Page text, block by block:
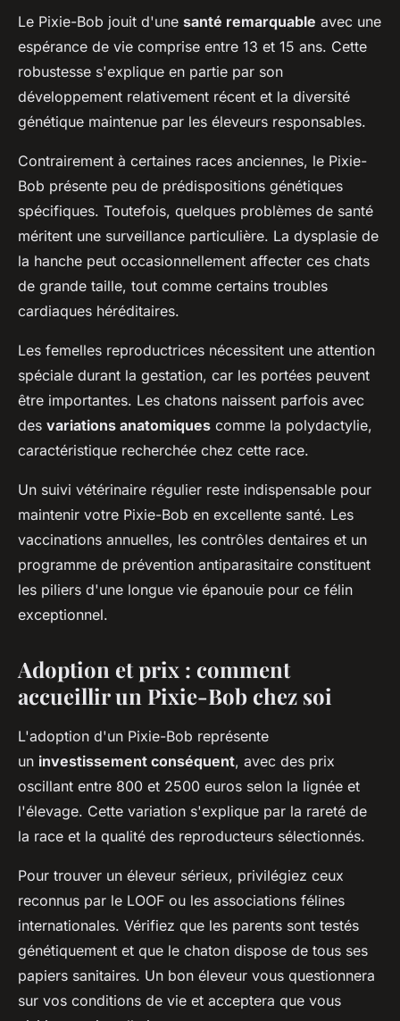
Le Pixie-Bob jouit d'une santé remarquable avec une
espérance de vie comprise entre 13 et 15 ans. Cette
robustesse s'explique en partie par son
développement relativement récent et la diversité
génétique maintenue par les éleveurs responsables.
Contrairement à certaines races anciennes, le Pixie-
Bob présente peu de prédispositions génétiques
spécifiques. Toutefois, quelques problèmes de santé
méritent une surveillance particulière. La dysplasie de
la hanche peut occasionnellement affecter ces chats
de grande taille, tout comme certains troubles
cardiaques héréditaires.
Les femelles reproductrices nécessitent une attention
spéciale durant la gestation, car les portées peuvent
être importantes. Les chatons naissent parfois avec
des variations anatomiques comme la polydactylie,
caractéristique recherchée chez cette race.
Un suivi vétérinaire régulier reste indispensable pour
maintenir votre Pixie-Bob en excellente santé. Les
vaccinations annuelles, les contrôles dentaires et un
programme de prévention antiparasitaire constituent
les piliers d'une longue vie épanouie pour ce félin
exceptionnel.
Adoption et prix : comment
accueillir un Pixie-Bob chez soi
L'adoption d'un Pixie-Bob représente
un investissement conséquent, avec des prix
oscillant entre 800 et 2500 euros selon la lignée et
l'élevage. Cette variation s'explique par la rareté de
la race et la qualité des reproducteurs sélectionnés.
Pour trouver un éleveur sérieux, privilégiez ceux
reconnus par le LOOF ou les associations félines
internationales. Vérifiez que les parents sont testés
génétiquement et que le chaton dispose de tous ses
papiers sanitaires. Un bon éleveur vous questionnera
sur vos conditions de vie et acceptera que vous